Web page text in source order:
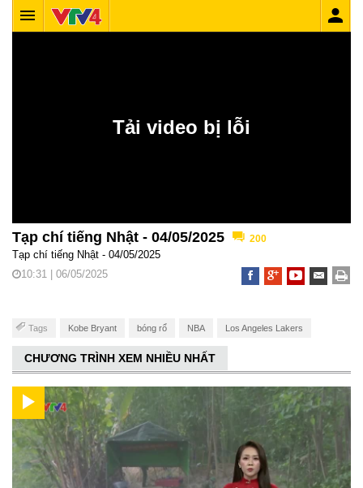
Tạp chí tiếng Nhật - 04/05/2025 200
Tạp chí tiếng Nhật - 04/05/2025
10:31 | 06/05/2025
Tags Kobe Bryant bóng rổ NBA Los Angeles Lakers
CHƯƠNG TRÌNH XEM NHIỀU NHẤT